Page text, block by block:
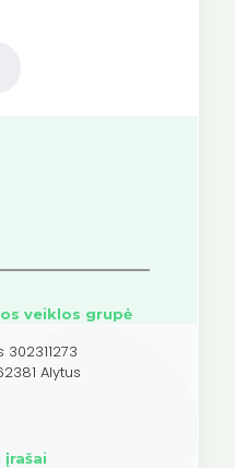
veiklos grupė
Alytus
įrašai